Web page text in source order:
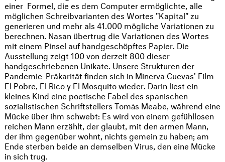
einer Formel, die es dem Computer ermöglichte, alle
möglichen Schreibvarianten des Wortes "Kapital" zu
generieren und mehr als 41.000 mögliche Variationen zu
berechnen. Nasan übertrug die Variationen des Wortes
mit einem Pinsel auf handgeschöpftes Papier. Die
Ausstellung zeigt 100 von derzeit 800 dieser
handgeschriebenen Unikate. Unsere Strukturen der
Pandemie-Präkarität finden sich in Minerva Cuevas' Film
El Pobre, El Rico y El Mosquito wieder. Darin liest ein
kleines Kind eine poetische Fabel des spanischen
sozialistischen Schriftstellers Tomás Meabe, während eine
Mücke über ihm schwebt: Es wird von einem gefühllosen
reichen Mann erzählt, der glaubt, mit den armen Mann,
der ihm gegenüber wohnt, nichts gemein zu haben; am
Ende sterben beide an demselben Virus, den eine Mücke
in sich trug.